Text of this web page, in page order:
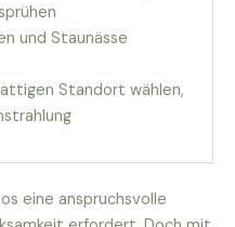
und Staunässe
Standort wählen,
eine anspruchsvolle